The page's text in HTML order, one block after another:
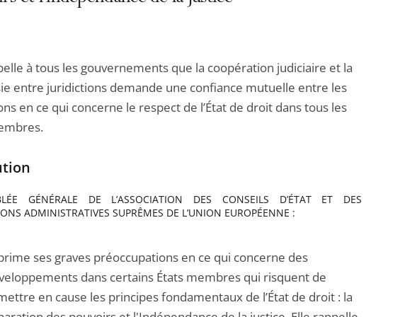
à tous les gouvernements que la coopération judiciaire et la
entre juridictions demande une confiance mutuelle entre les
en ce qui concerne le respect de l’État de droit dans tous les
GÉNÉRALE DE L’ASSOCIATION DES CONSEILS D’ÉTAT ET DES
ADMINISTRATIVES SUPRÊMES DE L’UNION EUROPÉENNE :
ses graves préoccupations en ce qui concerne des
dans certains États membres qui risquent de
en cause les principes fondamentaux de l’État de droit : la